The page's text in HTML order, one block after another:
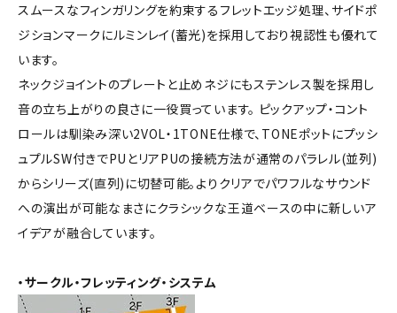
スムースなフィンガリングを約束するフレットエッジ処理、サイドポ
ジションマークにルミンレイ(蓄光)を採用しており視認性も優れて
います。
ネックジョイントのプレートと止めネジにもステンレス製を採用し
音の立ち上がりの良さに一役買っています。 ピックアップ・コント
ロールは馴染み深い2VOL・1TONE仕様で、TONEポットにプッシ
ュプルSW付きでPUとリアPUの接続方法が通常のパラレル(並列)
からシリーズ(直列)に切替可能。よりクリアでパワフルなサウンド
への演出が可能なまさにクラシックな王道ベースの中に新しいア
イデアが融合しています。
・サークル・フレッティング・システム